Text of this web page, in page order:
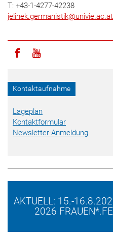
T: +43-1-4277-42238
jelinek.germanistik@univie.ac.at
Icon facebook
Icon youtube
Kontaktaufnahme
Lageplan
Kontaktformular
Newsletter-Anmeldung
AKTUELL: 15.-
2026